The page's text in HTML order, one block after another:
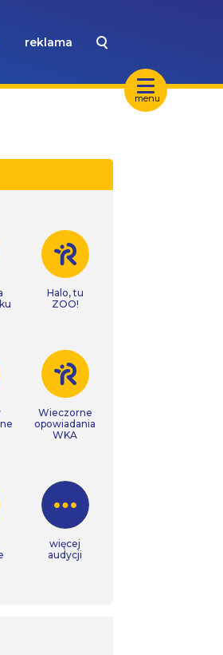
menu
reklama
Halo, tu
ZOO!
Wieczorne
opowiadania
WKA
więcej
audycji